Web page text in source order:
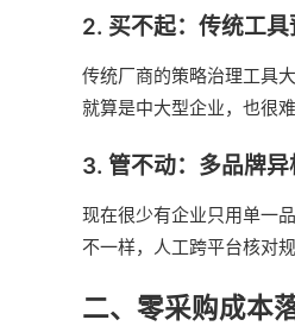
2. 买不起：传统工
传统厂商的策略治理工具
就算是中大型企业，也很
3. 管不动：多品牌
现在很少有企业只用单一
不一样，人工跨平台核对
二、零采购成本